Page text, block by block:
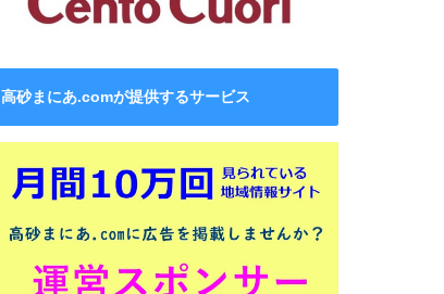
高砂まにあ.comが提供するサービス